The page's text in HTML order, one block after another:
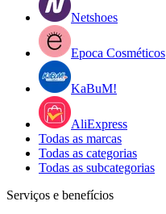
Netshoes
Epoca Cosméticos
KaBuM!
AliExpress
Todas as marcas
Todas as categorias
Todas as subcategorias
Serviços e benefícios